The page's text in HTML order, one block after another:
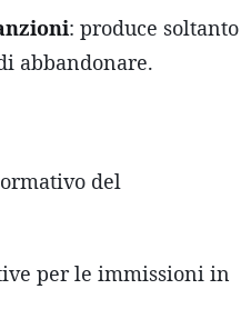
: produce soltanto
abbandonare.
del
per le immissioni in